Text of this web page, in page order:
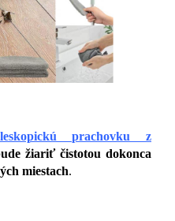
prachovku z
žiariť čistotou dokonca
miestach.